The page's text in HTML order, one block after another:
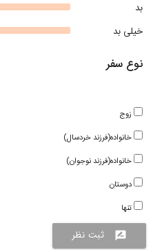
بد
خیلی بد
نوع سفر
زوج
خانواده(فرزند خردسال)
خانواده(فرزند نوجوان)
دوستان
تنها
rate_review ثبت نظر